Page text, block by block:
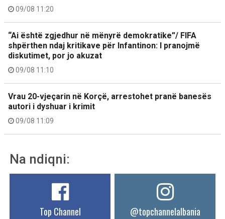
09/08 11:20
“Ai është zgjedhur në mënyrë demokratike”/ FIFA
shpërthen ndaj kritikave për Infantinon: I pranojmë
diskutimet, por jo akuzat
09/08 11:10
Vrau 20-vjeçarin në Korçë, arrestohet pranë banesës
autori i dyshuar i krimit
09/08 11:09
Na ndiqni:
Top Channel @topchannelalbania